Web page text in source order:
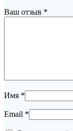
Ваш отзыв *
Имя *
Email *